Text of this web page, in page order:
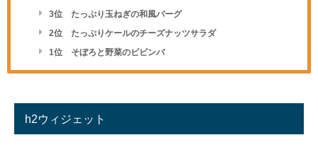
3位 たっぷり玉ねぎの和風バーグ
2位 たっぷりケールのチーズナッツサラダ
1位 そぼろと野菜のビビンバ
h2ウィジェット